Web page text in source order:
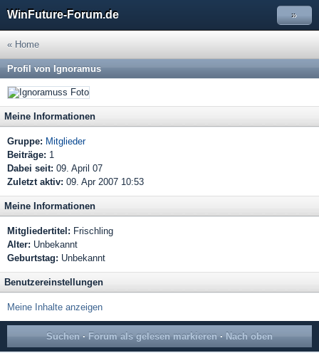
WinFuture-Forum.de »
« Home
Profil von Ignoramus
Meine Informationen
Gruppe: Mitglieder
Beiträge: 1
Dabei seit: 09. April 07
Zuletzt aktiv: 09. Apr 2007 10:53
Meine Informationen
Mitgliedertitel: Frischling
Alter: Unbekannt
Geburtstag: Unbekannt
Benutzereinstellungen
Meine Inhalte anzeigen
Suchen · Forum als gelesen markieren · Nach oben